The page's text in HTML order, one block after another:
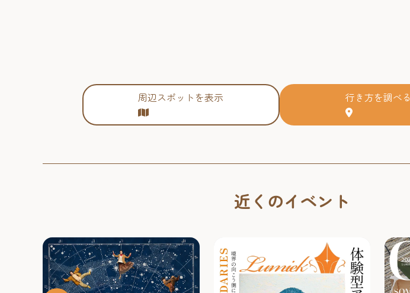
周辺スポットを表示 行き方を調べる
近くのイベント